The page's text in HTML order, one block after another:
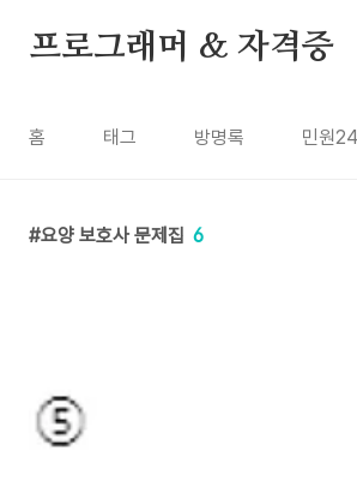
프로그래머 & 자격증
홈 태그 방명록 민원24
요양 보호사 문제집 6